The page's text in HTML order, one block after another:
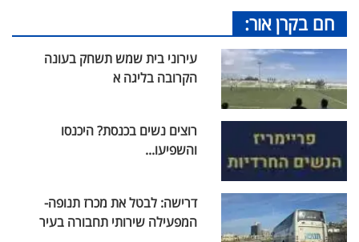
חם בקרן אור:
עירוני בית שמש תשחק בעונה
הקרובה בליגה א
רוצים נשים בכנסת? היכנסו
והשפיעו...
דרישה: לבטל את מכרז תנופה-
המפעילה שירותי תחבורה בעיר